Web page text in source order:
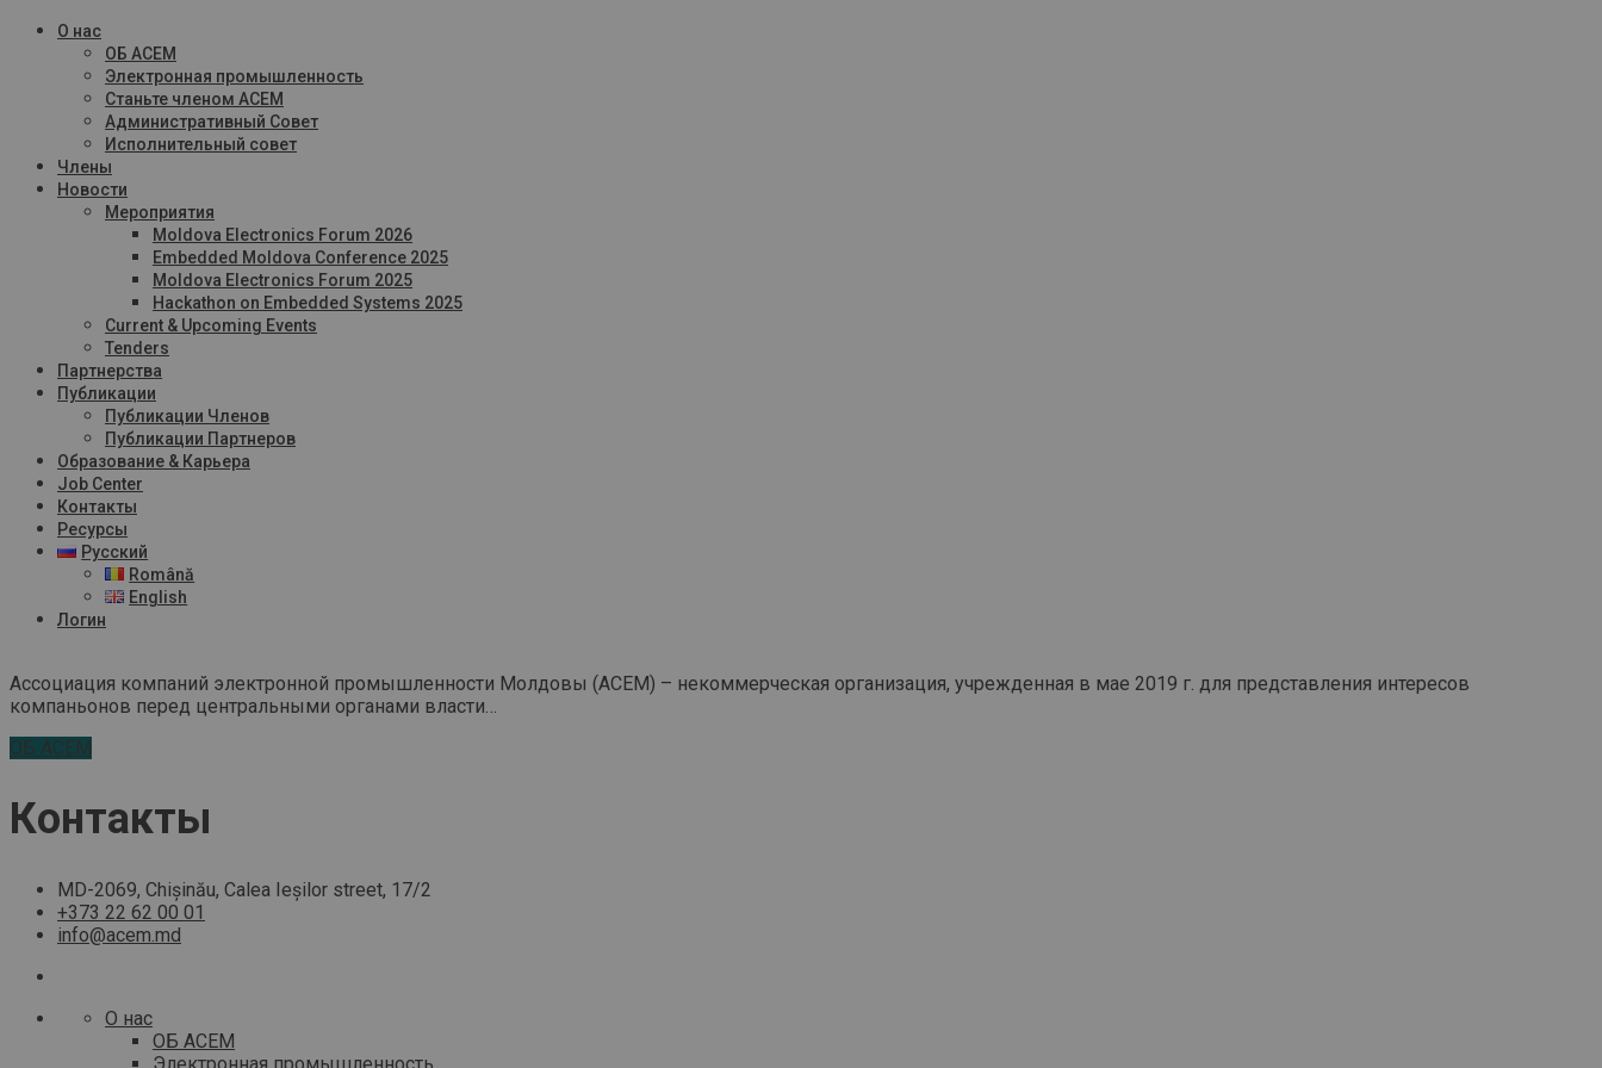
О нас
ОБ ACEM
Электронная промышленность
Станьте членом ACEM
Административный Совет
Исполнительный совет
Члены
Новости
Мероприятия
Moldova Electronics Forum 2026
Embedded Moldova Conference 2025
Moldova Electronics Forum 2025
Hackathon on Embedded Systems 2025
Current & Upcoming Events
Tenders
Партнерства
Публикации
Публикации Членов
Публикации Партнеров
Образование & Карьера
Job Center
Контакты
Ресурсы
Русский
Română
English
Логин
Ассоциация компаний электронной промышленности Молдовы (ACEM) – некоммерческая организация, учрежденная в мае 2019 г. для представления интересов
компаньонов перед центральными органами власти…
ОБ ACEM
Контакты
MD-2069, Chișinău, Calea Ieșilor street, 17/2
+373 22 62 00 01
info@acem.md
О нас
ОБ ACEM